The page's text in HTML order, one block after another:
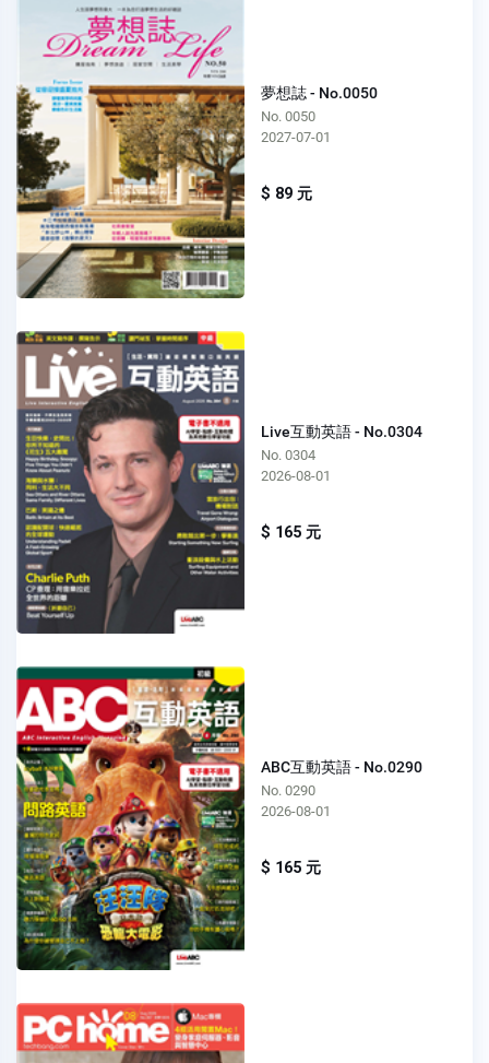
夢想誌 - No.0050
No. 0050
2027-07-01
$ 89 元
Live互動英語 - No.0304
No. 0304
2026-08-01
$ 165 元
ABC互動英語 - No.0290
No. 0290
2026-08-01
$ 165 元